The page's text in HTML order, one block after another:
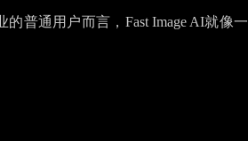
普通用户而言，Fast Image AI就像一